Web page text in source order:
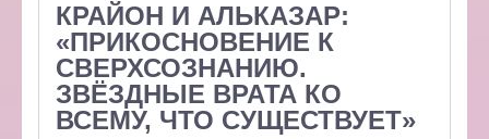
КРАЙОН И АЛЬКАЗАР:
«ПРИКОСНОВЕНИЕ К
СВЕРХСОЗНАНИЮ.
ЗВЁЗДНЫЕ ВРАТА КО
ВСЕМУ, ЧТО СУЩЕСТВУЕТ»